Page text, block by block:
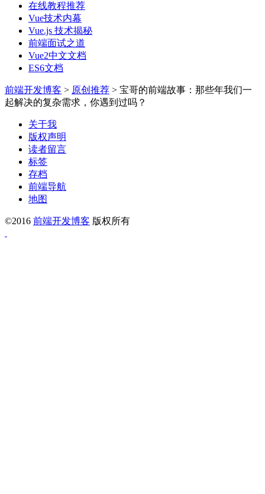
在线教程推荐
Vue技术内幕
Vue.js 技术揭秘
前端面试之道
Vue2中文文档
ES6文档
前端开发博客 > 原创推荐 > 宝哥的前端故事：那些年我们一
起解决的复杂需求，你遇到过吗？
关于我
版权声明
读者留言
标签
存档
前端导航
地图
©2016 前端开发博客 版权所有